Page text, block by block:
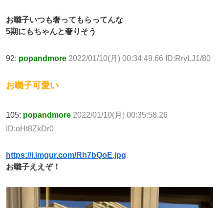
お囃子いつも奢ってもらってんな
5期にもちゃんと奢りそう
92: popandmore 2022/01/10(月) 00:34:49.66 ID:RryLJ1/80
お囃子可愛い
105: popandmore 2022/01/10(月) 00:35:58.26
ID:oHt8ZkDr0
https://i.imgur.com/Rh7bQoE.jpg
お囃子ええぞ！